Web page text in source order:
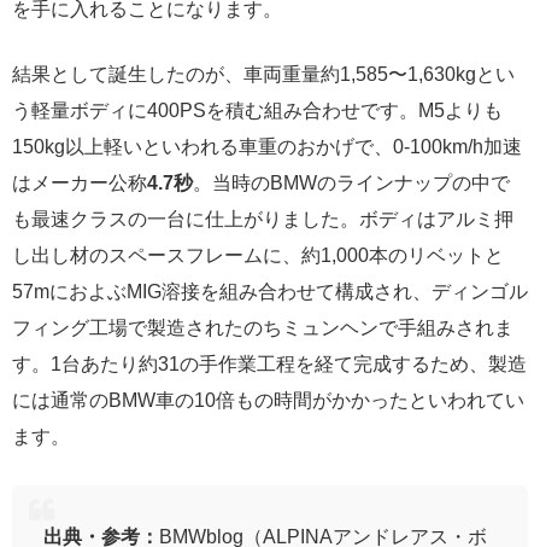
を手に入れることになります。
結果として誕生したのが、車両重量約1,585〜1,630kgとい
う軽量ボディに400PSを積む組み合わせです。M5よりも
150kg以上軽いといわれる車重のおかげで、0-100km/h加速
はメーカー公称4.7秒。当時のBMWのラインナップの中で
も最速クラスの一台に仕上がりました。ボディはアルミ押
し出し材のスペースフレームに、約1,000本のリベットと
57mにおよぶMIG溶接を組み合わせて構成され、ディンゴル
フィング工場で製造されたのちミュンヘンで手組みされま
す。1台あたり約31の手作業工程を経て完成するため、製造
には通常のBMW車の10倍もの時間がかかったといわれてい
ます。
出典・参考： BMWblog（ALPINAアンドレアス・ボ